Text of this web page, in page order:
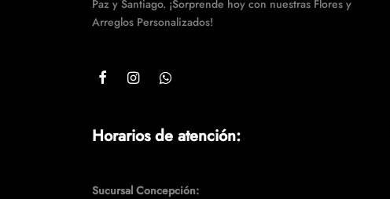
elegir
en
Paz y Santiago. ¡Sorprende hoy con nuestras Flores y
Arreglos Personalizados!
Horarios de atención:
Sucursal Concepción: